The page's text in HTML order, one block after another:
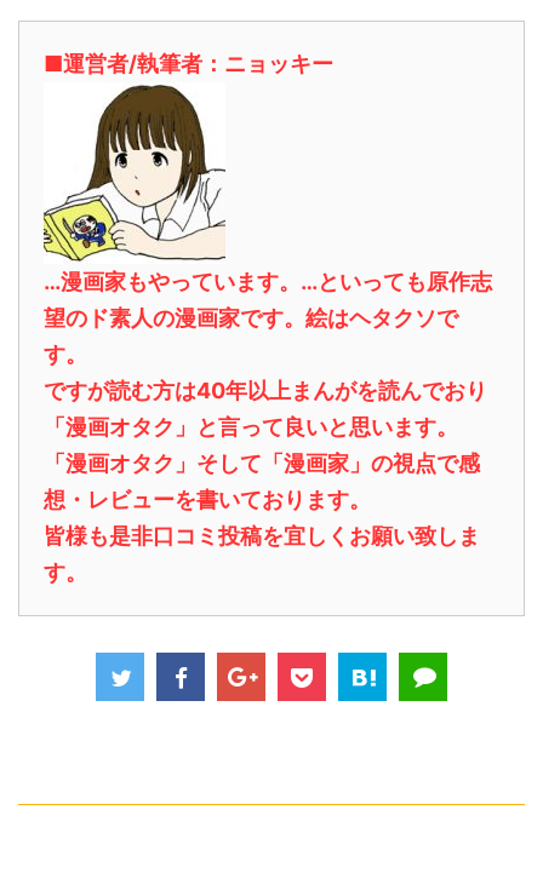
■運営者/執筆者：ニョッキー
…漫画家もやっています。…といっても原作志
望のド素人の漫画家です。絵はヘタクソで
す。
ですが読む方は40年以上まんがを読んでおり
「漫画オタク」と言って良いと思います。
「漫画オタク」そして「漫画家」の視点で感
想・レビューを書いております。
皆様も是非口コミ投稿を宜しくお願い致しま
す。